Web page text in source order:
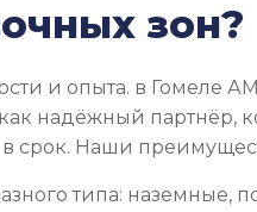
зон?
и опыта. в Гомеле
надёжный партнёр,
срок. Наши
типа: наземные,